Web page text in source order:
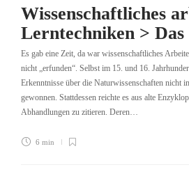
Wissenschaftliches
Lerntechniken > Das
Es gab eine Zeit, da war wissenschaftliches
nicht „erfunden“. Selbst im 15. und 16.
Erkenntnisse über die Naturwissenschaften nicht
gewonnen. Stattdessen reichte es aus alte
Abhandlungen zu zitieren. Deren…
6 min